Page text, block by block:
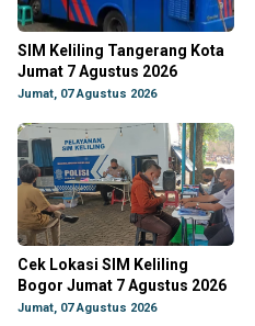
SIM Keliling Tangerang Kota
Jumat 7 Agustus 2026
Jumat, 07 Agustus 2026
Cek Lokasi SIM Keliling
Bogor Jumat 7 Agustus 2026
Jumat, 07 Agustus 2026